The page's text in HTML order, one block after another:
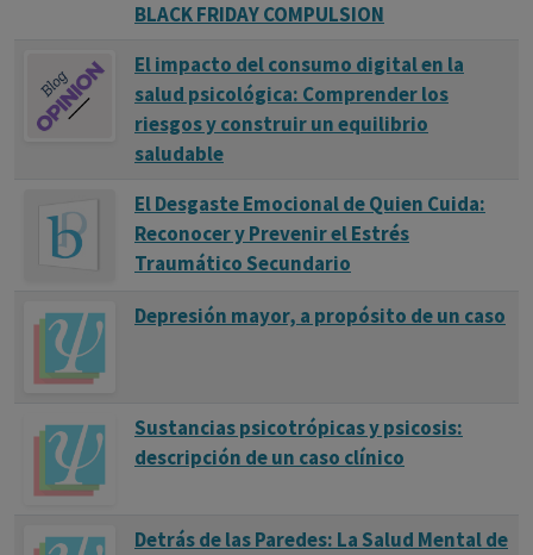
BLACK FRIDAY COMPULSION
El impacto del consumo digital en la
salud psicológica: Comprender los
riesgos y construir un equilibrio
saludable
El Desgaste Emocional de Quien Cuida:
Reconocer y Prevenir el Estrés
Traumático Secundario
Depresión mayor, a propósito de un caso
Sustancias psicotrópicas y psicosis:
descripción de un caso clínico
Detrás de las Paredes: La Salud Mental de